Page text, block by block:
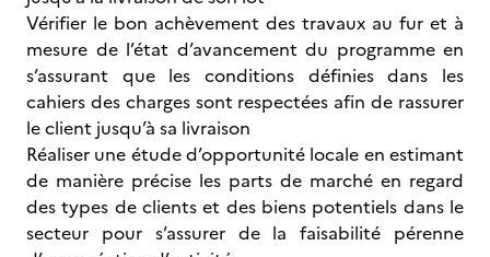
Vérifier le bon achèvement des travaux au fur et à
mesure de l’état d’avancement du programme en
s’assurant que les conditions définies dans les
cahiers des charges sont respectées afin de rassurer
le client jusqu’à sa livraison
Réaliser une étude d’opportunité locale en estimant
de manière précise les parts de marché en regard
des types de clients et des biens potentiels dans le
secteur pour s’assurer de la faisabilité pérenne